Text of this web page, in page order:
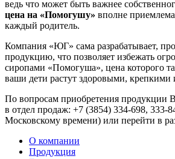
ведь что может быть важнее
цена на «Помогушу» вполне
каждый родитель.
Компания «ЮГ» сама разрабатывает,
продукцию, что позволяет избежать
сиропами «Помогуша», цена которого
ваши дети растут здоровыми,
По вопросам приобретения продукции
в отдел продаж: +7 (3854) 334-698, 333-
Московскому времени) или перейти в
О компании
Продукция